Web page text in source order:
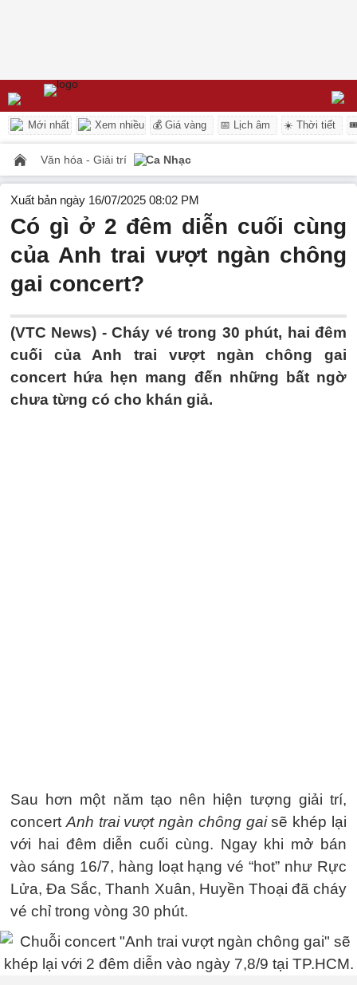
Mới nhất Xem nhiều 💰 Giá vàng 📅 Lịch âm ☀️ Thời tiết
Văn hóa - Giải trí Ca Nhạc
Xuất bản ngày 16/07/2025 08:02 PM
Có gì ở 2 đêm diễn cuối cùng
của Anh trai vượt ngàn chông
gai concert?
(VTC News) -Cháy vé trong 30 phút, hai đêm
cuối của Anh trai vượt ngàn chông gai
concert hứa hẹn mang đến những bất ngờ
chưa từng có cho khán giả.
Sau hơn một năm tạo nên hiện tượng giải trí,
concert Anh trai vượt ngàn chông gaisẽ khép lại
với hai đêm diễn cuối cùng. Ngay khi mở bán
vào sáng 16/7, hàng loạt hạng vé “hot” như Rực
Lửa, Đa Sắc, Thanh Xuân, Huyền Thoại đã cháy
vé chỉ trong vòng 30 phút.